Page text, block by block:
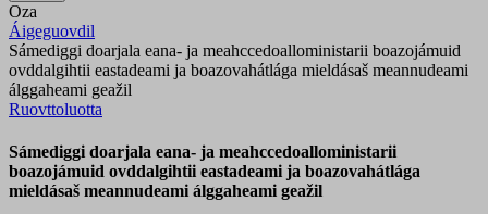
Oza
Áigeguovdil
Sámediggi doarjala eana- ja meahccedoalloministarii boazojámuid
ovddalgihtii eastadeami ja boazovahátlága mieldásaš meannudeami
álggaheami geažil
Ruovttoluotta
Sámediggi doarjala eana- ja meahccedoalloministarii
boazojámuid ovddalgihtii eastadeami ja boazovahátlága
mieldásaš meannudeami álggaheami geažil